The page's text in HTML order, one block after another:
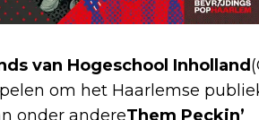
van Hogeschool Inholland
om het Haarlemse
onder andereThem Peckin’